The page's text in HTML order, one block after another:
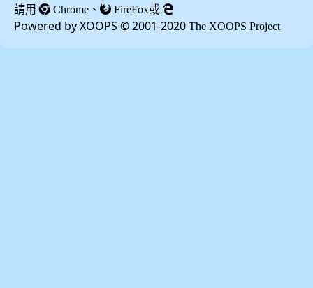
請用
Chrome 、 FireFox或
Powered by XOOPS © 2001-2020 The XOOPS Project